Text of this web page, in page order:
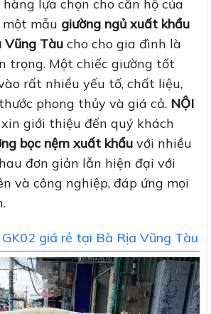
lựa chọn cho căn hộ của
một mẫu giường ngủ xuất khẩu
Vũng Tàu cho cho gia đình là
trọng. Một chiếc giường tốt
rất nhiều yếu tố, chất liệu,
phong thủy và giá cả. NỘI
xin giới thiệu đến quý khách
bọc nệm xuất khẩu với nhiều
đơn giản lẫn hiện đại với
và công nghiệp, đáp ứng mọi
GK02 giá rẻ tại Bà Rịa Vũng Tàu